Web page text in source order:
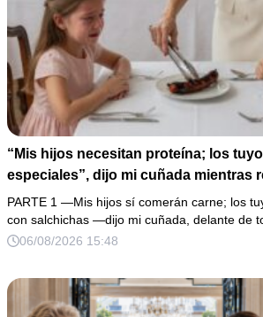
“Mis hijos necesitan proteína; los
especiales”, dijo mi cuñada mientras
hacía llorar a mi hija. Mi esposo me
un escándalo, así que guardé
de boda de 8,000 pesos y coloqué
PARTE 1 —Mis hijos sí comerán carne; los
con salchichas —dijo mi cuñada, delante de
06/08/2026 15:48